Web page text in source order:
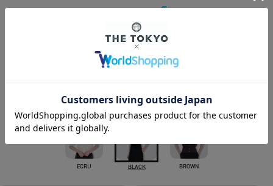
THE TOKYO
Half Sleeve Lace Knit Cardigan
￥29,700
270ポイント付与
カラー
ECRU BLACK BROWN